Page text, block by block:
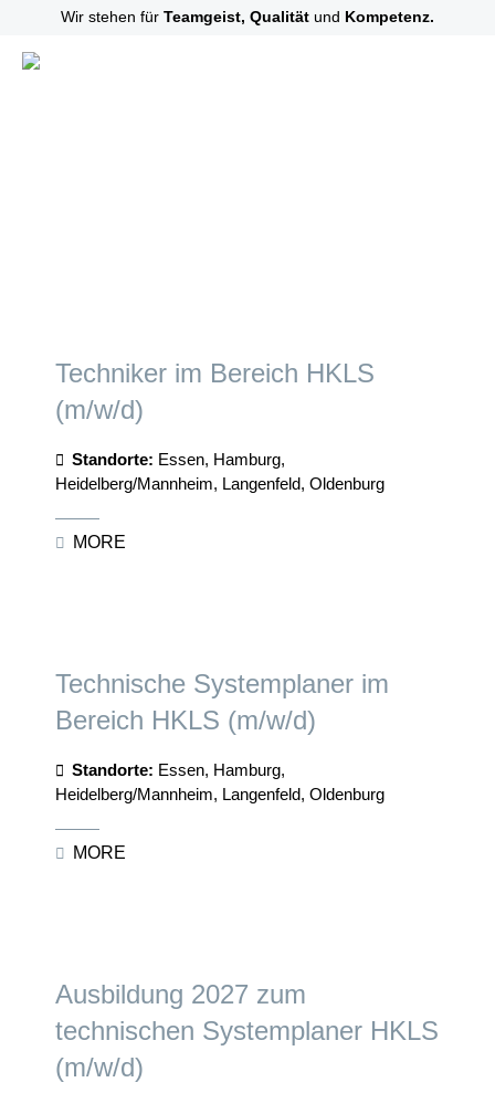
Wir stehen für Teamgeist, Qualität und Kompetenz.
Techniker im Bereich HKLS
(m/w/d)
Standorte: Essen, Hamburg,
Heidelberg/Mannheim, Langenfeld, Oldenburg
MORE
Technische Systemplaner im
Bereich HKLS (m/w/d)
Standorte: Essen, Hamburg,
Heidelberg/Mannheim, Langenfeld, Oldenburg
MORE
Ausbildung 2027 zum
technischen Systemplaner HKLS
(m/w/d)